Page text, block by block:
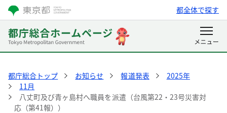
都全体で探す
都庁総合トップ お知らせ 報道発表
2025年
11月
八丈町及び青ヶ島村へ職員を派遣（台風第22・23号災害対
応（第41報））